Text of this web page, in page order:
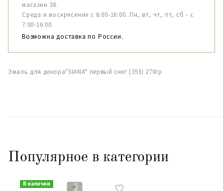
магазин 38.
Среда и воскресение с 6:00-16:00. Пн, вт, чт, пт, сб - с
7:00-16:00.
Возможна доставка по России.
Эмаль для декора"SIANA" первый снег (353) 270гр
Популярное в категории
В наличии